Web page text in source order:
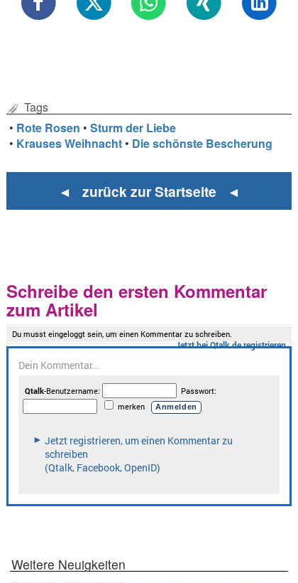
Tags
• Rote Rosen •Sturm der Liebe
• Krauses Weihnacht • Die schönste Bescherung
◄ zurück zur Startseite ◄
Schreibe den ersten Kommentar
zum Artikel
Weitere Neuigkeiten